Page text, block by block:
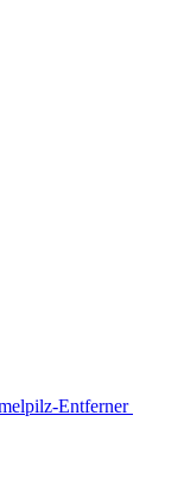
Entferner